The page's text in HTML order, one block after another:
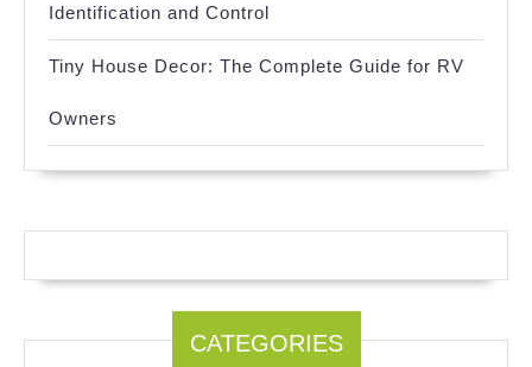
Identification and Control
Tiny House Decor: The Complete Guide for RV
Owners
CATEGORIES